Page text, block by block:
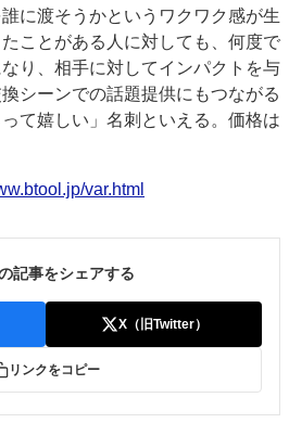
に渡そうかというワクワク感が生
ことがある人に対しても、何度で
り、相手に対してインパクトを与
シーンでの話題提供にもつながる
て嬉しい」名刺といえる。価格は
var.html
記事をシェアする
X（旧Twitter）
リンクをコピー